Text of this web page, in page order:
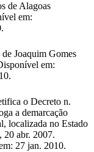
de Alagoas
em:
Joaquim Gomes
em:
o Decreto n.
a demarcação
localizada no Estado
abr. 2007.
27 jan. 2010.